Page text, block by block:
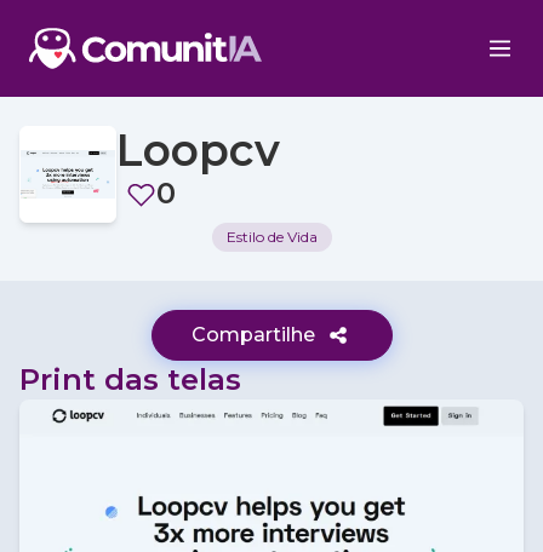
Loopcv
0
Estilo de Vida
Compartilhe
Print das telas